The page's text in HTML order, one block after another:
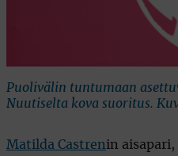
Puolivälin tuntumaan
Nuutiselta kova suoritus.
Matilda Castrenin